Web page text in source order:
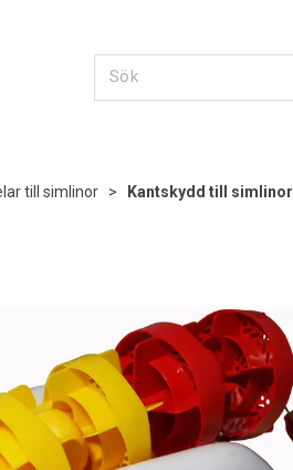
till simlinor > Kantskydd till simlinor